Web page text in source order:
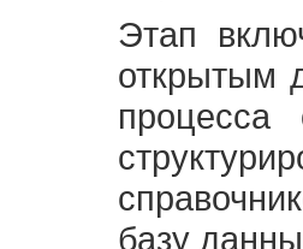
Этап
открытым
процесса
базу